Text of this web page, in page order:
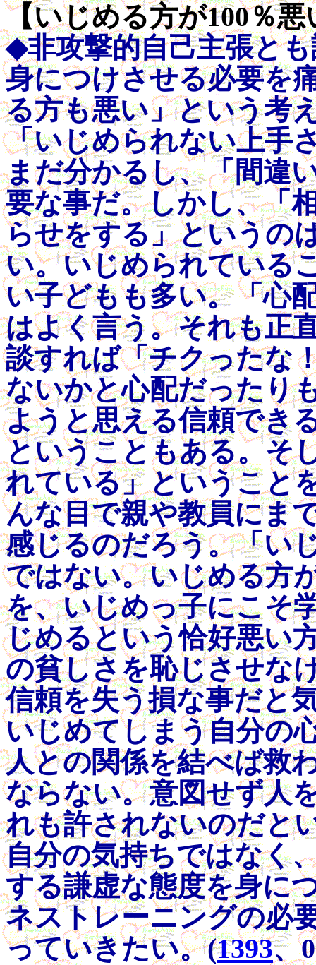
【いじめる方が100％悪
◆非攻撃的自己主張と
身につけさせる必要を
る方も悪い」という考
「いじめられない上手
まだ分かるし、「間違
要な事だ。しかし、「
らせをする」というの
い。いじめられている
い子どもも多い。「心
はよく言う。それも正
談すれば「チクったな
ないかと心配だったり
ようと思える信頼でき
ということもある。そ
れている」ということ
んな目で親や教員にま
感じるのだろう。「い
ではない。いじめる方
を、いじめっ子にこそ
じめるという恰好悪い
の貧しさを恥じさせな
信頼を失う損な事だと
いじめてしまう自分の
人との関係を結べば救
ならない。意図せず人
れも許されないのだと
自分の気持ちではなく
する謙虚な態度を身に
ネストレーニングの必
っていきたい。(1393、